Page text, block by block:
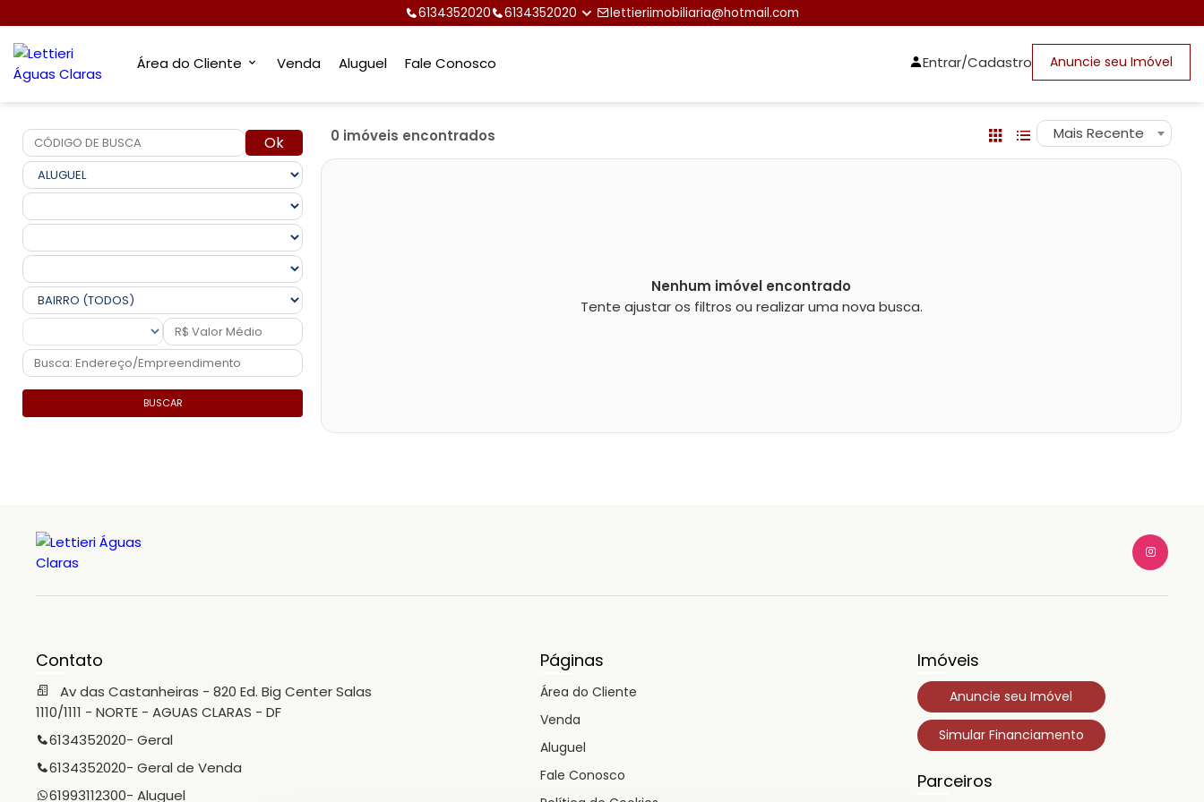
6134352020 6134352020 lettieriimobiliaria@hotmail.com
Área do Cliente Venda Aluguel Fale Conosco Entrar/Cadastro Anuncie seu Imóvel
Ok
BUSCAR
0 imóveis encontrados Mais Recente
Nenhum imóvel encontrado
Tente ajustar os filtros ou realizar uma nova busca.
Contato
Av das Castanheiras - 820 Ed. Big Center Salas
1110/1111 - NORTE - AGUAS CLARAS - DF
6134352020- Geral
6134352020- Geral de Venda
61993112300- Aluguel
Páginas
Área do Cliente
Venda
Aluguel
Fale Conosco
Imóveis
Anuncie seu Imóvel
Simular Financiamento
Parceiros